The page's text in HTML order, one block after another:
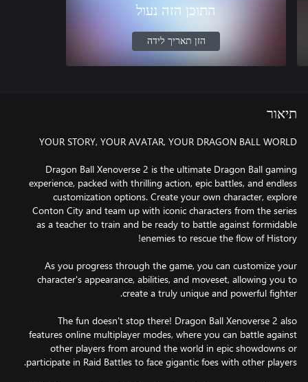
התוכן הזה נעול
הזן תאריך לידה
תיאור
Dragon Ball Xenoverse 2 is the ultimate Dragon Ball gaming
experience, packed with thrilling action, epic battles, and endless
customization options. Create your own character, explore
Conton City and team up with iconic characters from the series
as a teacher to train and be ready to battle against formidable
As you progress through the game, you can customize your
character's appearance, abilities, and moveset, allowing you to
The fun doesn't stop there! Dragon Ball Xenoverse 2 also
features online multiplayer modes, where you can battle against
other players from around the world in epic showdowns or